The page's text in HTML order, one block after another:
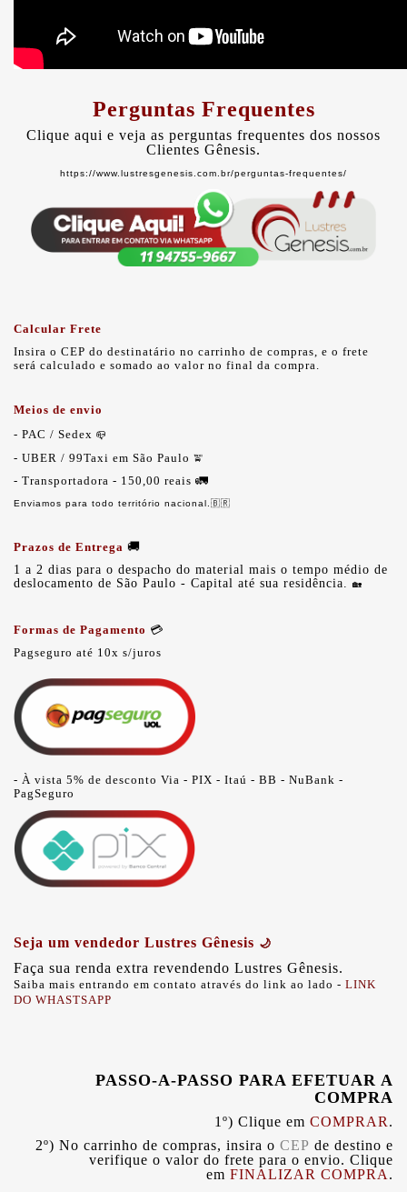
Perguntas Frequentes
Clique aqui e veja as perguntas frequentes dos nossos
Clientes Gênesis.
https://www.lustresgenesis.com.br/perguntas-frequentes/
Calcular Frete
Insira o CEP do destinatário no carrinho de compras, e o frete
será calculado e somado ao valor no final da compra.
Meios de envio
- PAC / Sedex 📪
- UBER / 99Taxi em São Paulo 🚖
- Transportadora - 150,00 reais 🚛
Enviamos para todo território nacional. 🇧🇷
Prazos de Entrega 🚚
1 a 2 dias para o despacho do material mais o tempo médio de
deslocamento de São Paulo - Capital até sua residência.
🏡
Formas de Pagamento 💳
Pagseguro até 10x s/juros
- À vista 5% de desconto Via - PIX - Itaú - BB - NuBank -
PagSeguro
Seja um vendedor Lustres Gênesis 🌙
Faça sua renda extra revendendo Lustres Gênesis.
Saiba mais entrando em contato através do link ao lado - LINK
DO WHASTSAPP
PASSO-A-PASSO PARA EFETUAR A
COMPRA
1º) Clique em COMPRAR .
2º) No carrinho de compras, insira o CEP de destino e
verifique o valor do frete para o envio. Clique
em FINALIZAR COMPRA .